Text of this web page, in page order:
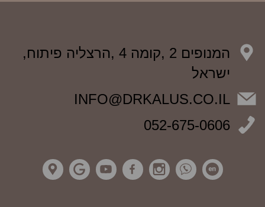
המנופים 2 ,קומה 4 ,הרצליה פיתוח,
ישראל
INFO@DRKALUS.CO.IL
052-675-0606